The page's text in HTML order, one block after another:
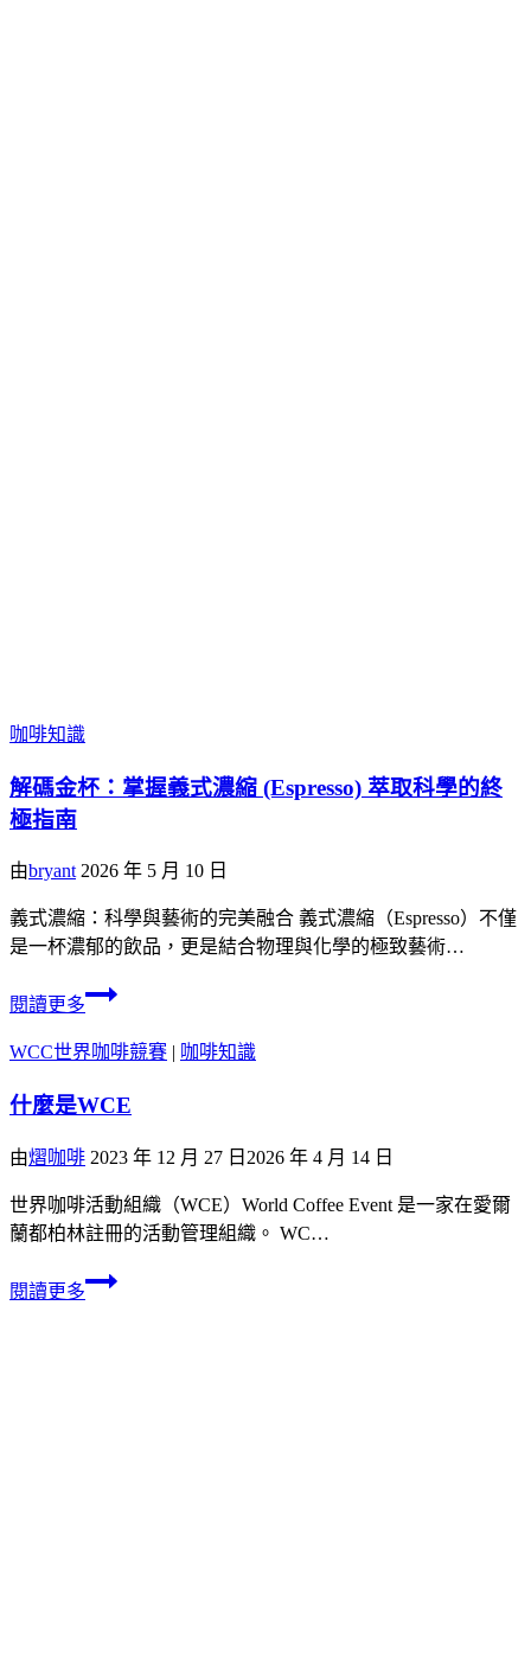
咖啡知識
解碼金杯：掌握義式濃縮 (Espresso) 萃取科學的終
極指南
由bryant 2026 年 5 月 10 日
義式濃縮：科學與藝術的完美融合 義式濃縮（Espresso）不僅
是一杯濃郁的飲品，更是結合物理與化學的極致藝術…
閱讀更多
WCC世界咖啡競賽 | 咖啡知識
什麼是WCE
由熠咖啡 2023 年 12 月 27 日 2026 年 4 月 14 日
世界咖啡活動組織（WCE）World Coffee Event 是一家在愛爾
蘭都柏林註冊的活動管理組織。 WC…
閱讀更多